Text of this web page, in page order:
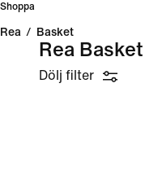
Shoppa
Rea / Basket
Rea Basket
Dölj filter